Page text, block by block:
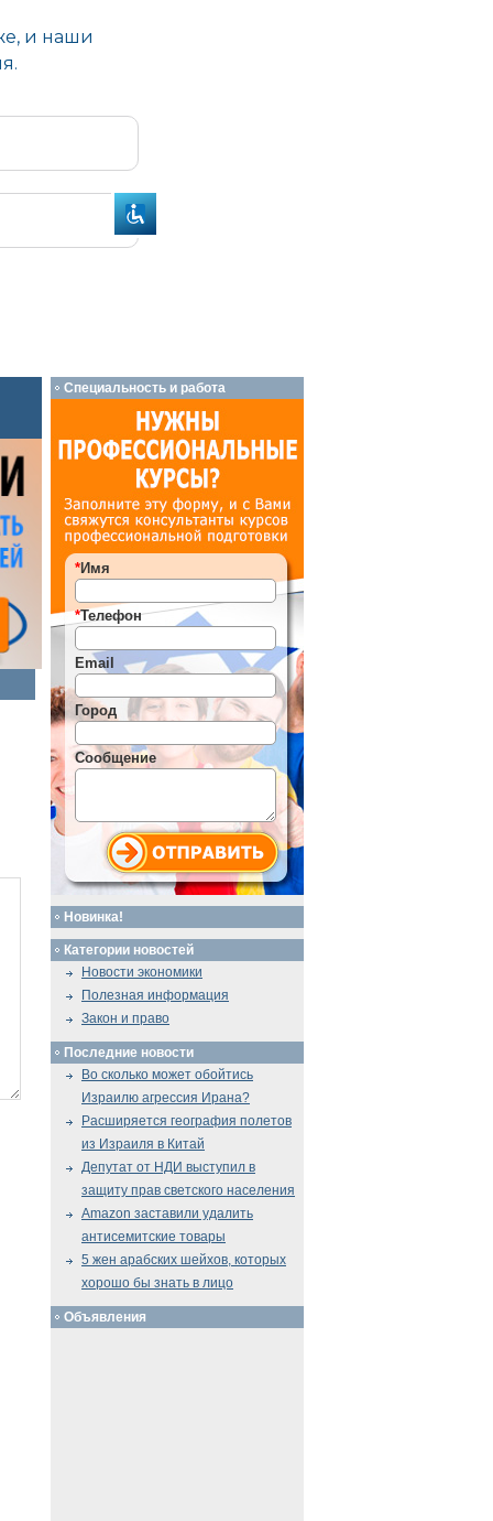
Специальность и работа
*Имя
*Телефон
Email
Город
Сообщение
Новинка!
Категории новостей
Новости экономики
Полезная информация
Закон и право
Последние новости
Во сколько может обойтись
Израилю агрессия Ирана?
Расширяется география полетов
из Израиля в Китай
Депутат от НДИ выступил в
защиту прав светского населения
Amazon заставили удалить
антисемитские товары
5 жен арабских шейхов, которых
хорошо бы знать в лицо
Объявления